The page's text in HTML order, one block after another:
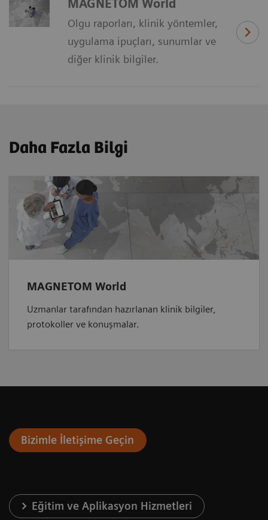
MAGNETOM World
Olgu raporları, klinik yöntemler,
uygulama ipuçları, sunumlar ve
diğer klinik bilgiler.
Daha Fazla Bilgi
MAGNETOM World
Uzmanlar tarafından hazırlanan klinik bilgiler,
protokoller ve konuşmalar.
Bizimle İletişime Geçin
Eğitim ve Aplikasyon Hizmetleri